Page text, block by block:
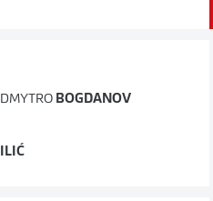
DMYTRO BOGDANOV
ILIĆ